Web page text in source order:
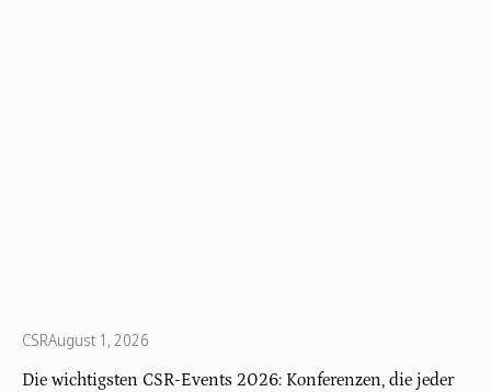
CSRAugust 1, 2026
Die wichtigsten CSR-Events 2026: Konferenzen, die jeder